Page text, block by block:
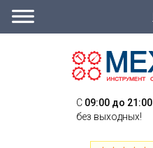
C 09:00 до 21:00
без выходных!